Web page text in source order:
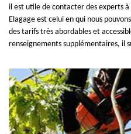
il est utile de contacter des experts
Elagage est celui en qui nous
des tarifs très abordables et
renseignements supplémentaires, il